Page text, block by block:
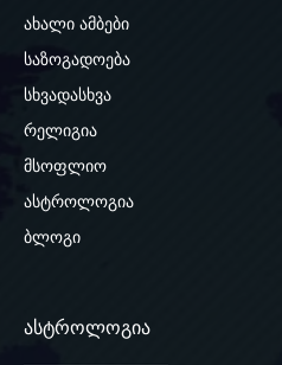
ახალი ამბები
საზოგადოება
სხვადასხვა
რელიგია
მსოფლიო
ასტროლოგია
ბლოგი
ასტროლოგია